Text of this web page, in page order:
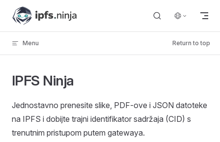
Skip to content
Menu Return to top
IPFS Ninja
Jednostavno prenesite slike, PDF-ove i JSON datoteke
na IPFS i dobijte trajni identifikator sadržaja (CID) s
trenutnim pristupom putem gatewaya.